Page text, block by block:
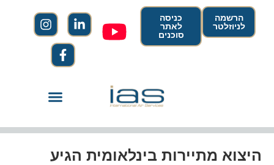
הרשמה
לניוזלטר
כניסה
לאתר
סוכנים
היצוא מתיירות בינלאומית הגיע